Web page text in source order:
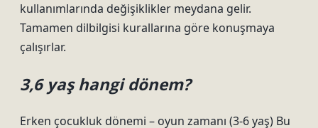
kullanımlarında değişiklikler meydana gelir.
Tamamen dilbilgisi kurallarına göre konuşmaya
çalışırlar.
3,6 yaş hangi dönem?
Erken çocukluk dönemi – oyun zamanı (3-6 yaş) Bu